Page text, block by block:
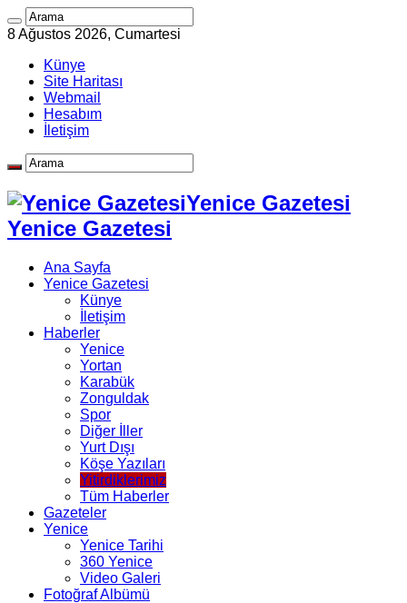
8 Ağustos 2026, Cumartesi
Künye
Site Haritası
Webmail
Hesabım
İletişim
Yenice Gazetesi
Yenice Gazetesi
Ana Sayfa
Yenice Gazetesi
Künye
İletişim
Haberler
Yenice
Yortan
Karabük
Zonguldak
Spor
Diğer İller
Yurt Dışı
Köşe Yazıları
Yitirdiklerimiz
Tüm Haberler
Gazeteler
Yenice
Yenice Tarihi
360 Yenice
Video Galeri
Fotoğraf Albümü